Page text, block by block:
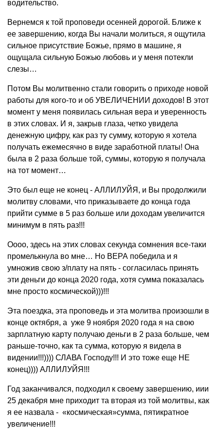
водительство.
Вернемся к той проповеди осенней дорогой. Ближе к
ее завершению, когда Вы начали молиться, я ощутила
сильное присутствие Божье, прямо в машине, я
ощущала сильную Божью любовь и у меня потекли
слезы…
Потом Вы молитвенно стали говорить о приходе новой
работы для кого-то и об УВЕЛИЧЕНИИ доходов! В этот
момент у меня появилась сильная вера и уверенность
в этих словах. И я, закрыв глаза, четко увидела
денежную цифру, как раз ту сумму, которую я хотела
получать ежемесячно в виде заработной платы! Она
была в 2 раза больше той, суммы, которую я получала
на тот момент…
Это был еще не конец - АЛЛИЛУЙЯ, и Вы продолжили
молитву словами, что приказываете до конца года
прийти сумме в 5 раз больше или доходам увеличится
минимум в пять раз!!!
Оооо, здесь на этих словах секунда сомнения все-таки
промелькнула во мне… Но ВЕРА победила и я
умножив свою з/плату на пять - согласилась принять
эти деньги до конца 2020 года, хотя сумма показалась
мне просто космической)))!!!
Эта поездка, эта проповедь и эта молитва произошли в
конце октября, а уже 9 ноября 2020 года я на свою
зарплатную карту получаю деньги в 2 раза больше, чем
раньше-точно, как та сумма, которую я видела в
видении!!!)))) СЛАВА Господу!!! И это тоже еще НЕ
конец)))) АЛЛИЛУЙЯ!!!
Год заканчивался, подходил к своему завершению, иии
25 декабря мне приходит та вторая из той молитвы, как
я ее назвала - «космическая»сумма, пятикратное
увеличение!!!